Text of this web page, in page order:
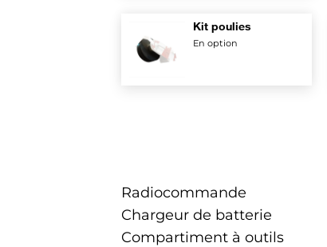
Kit poulies
En option
Radiocommande
Chargeur de batterie
Compartiment à outils